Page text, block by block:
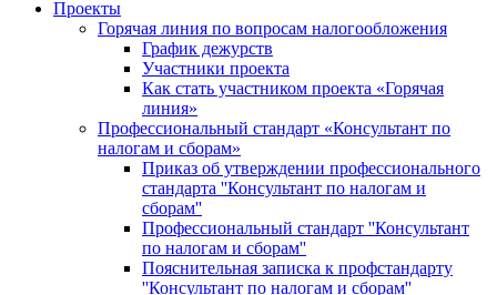
Проекты
Горячая линия по вопросам налогообложения
График дежурств
Участники проекта
Как стать участником проекта «Горячая
линия»
Профессиональный стандарт «Консультант по
налогам и сборам»
Приказ об утверждении профессионального
стандарта ''Консультант по налогам и
сборам''
Профессиональный стандарт ''Консультант
по налогам и сборам''
Пояснительная записка к профстандарту
''Консультант по налогам и сборам''